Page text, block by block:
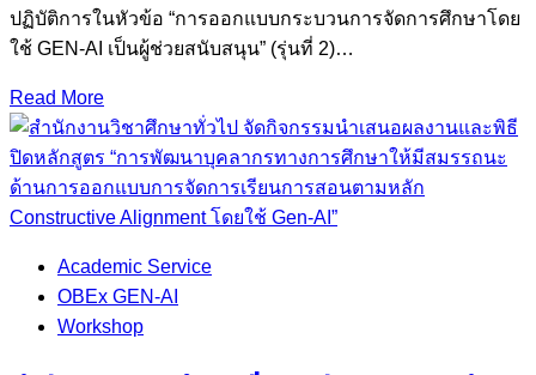
ปฏิบัติการในหัวข้อ “การออกแบบกระบวนการจัดการศึกษาโดย
ใช้ GEN-AI เป็นผู้ช่วยสนับสนุน” (รุ่นที่ 2)…
Read More
Academic Service
OBEx GEN-AI
Workshop